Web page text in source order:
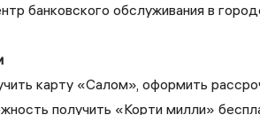
банковского обслуживания в
карту «Салом», оформить
получить «Корти милли»